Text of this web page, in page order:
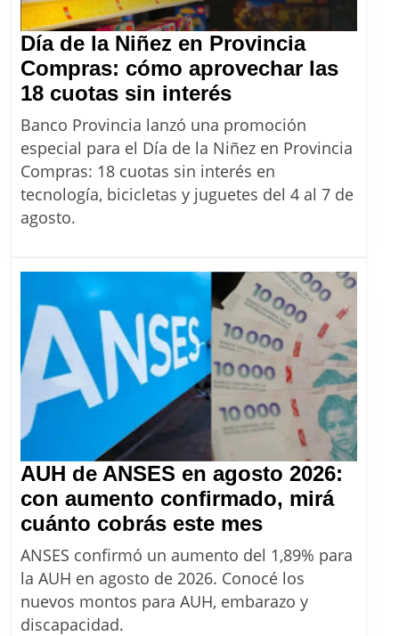
Día de la Niñez en Provincia
Compras: cómo aprovechar las
18 cuotas sin interésDía
de
la
Niñez
en
cómo
aprovechar
las
18
cuotas
sin
interés
Banco Provincia lanzó una promoción
especial para el Día de la Niñez en Provincia
Compras: 18 cuotas sin interés en
tecnología, bicicletas y juguetes del 4 al 7 de
agosto.
AUH de ANSES en agosto 2026:
con aumento confirmado, mirá
cuánto cobrás este mesAUH
de
ANSES
en
ANSES confirmó un aumento del 1,89% para
la AUH en agosto de 2026. Conocé los
nuevos montos para AUH, embarazo y
discapacidad.